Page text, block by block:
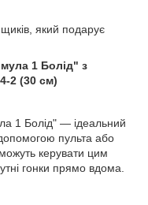
який подарує
1 Болід" з
2 (30 см)
1 Болід" — ідеальний
пульта або
керувати цим
гонки прямо вдома.